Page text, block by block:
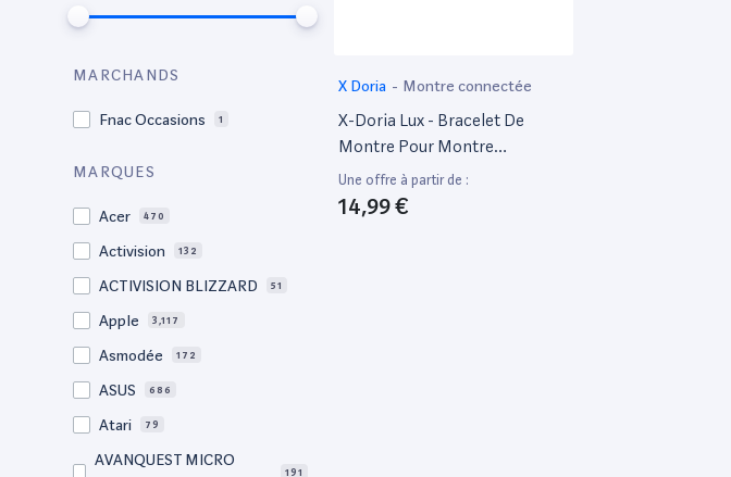
MARCHANDS
Fnac Occasions 1
MARQUES
Acer 470
Activision 132
ACTIVISION BLIZZARD 51
Apple 3,117
Asmodée 172
ASUS 686
Atari 79
AVANQUEST MICRO
191
X Doria - Montre connectée
X-Doria Lux - Bracelet De
Montre Pour Montre
Intelligente - Brun
Une offre à partir de :
14,99 €